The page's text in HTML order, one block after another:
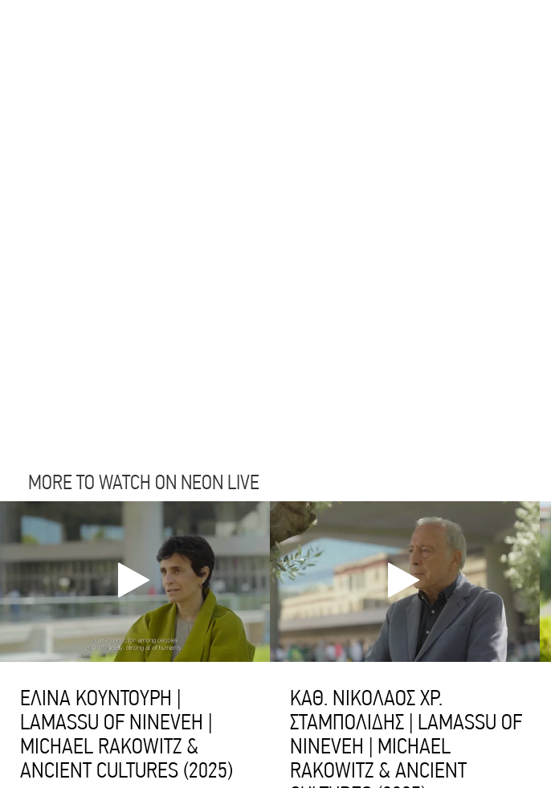
MORE TO WATCH ON NEON LIVE
ΕΛΙΝΑ ΚΟΥΝΤΟΥΡΗ |
LAMASSU OF NINEVEH |
MICHAEL RAKOWITZ &
ANCIENT CULTURES (2025)
ΚΑΘ. ΝΙΚΟΛΑΟΣ ΧΡ.
ΣΤΑΜΠΟΛΙΔΗΣ | LAMASSU OF
NINEVEH | MICHAEL
RAKOWITZ & ANCIENT